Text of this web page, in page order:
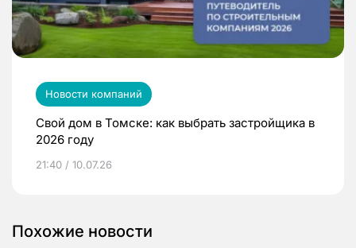
Новости компаний
Свой дом в Томске: как выбрать застройщика в
2026 году
21:40 / 10.07.26
Похожие новости